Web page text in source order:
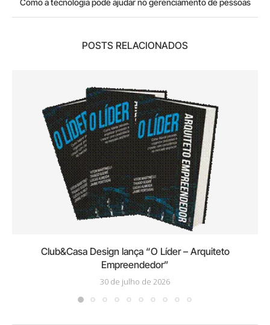
POSTS RELACIONADOS
Club&Casa Design lança “O Líder – Arquiteto
Empreendedor”
30 de julho de 2026